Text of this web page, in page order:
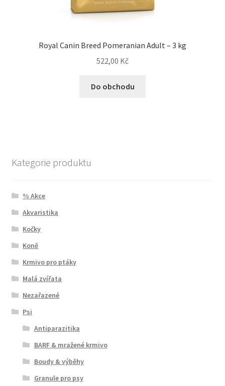
Royal Canin Breed Pomeranian Adult – 3 kg
522,00 Kč
Do obchodu
Kategorie produktu
% Akce
Akvaristika
Kočky
Koně
Krmivo pro ptáky
Malá zvířata
Nezařazené
Psi
Antiparazitika
BARF & mražené krmivo
Boudy & výběhy
Granule pro psy